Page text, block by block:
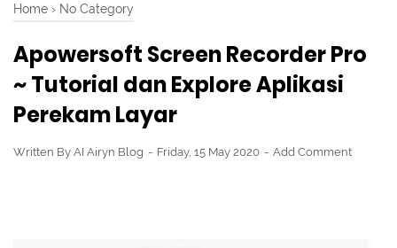
Home › No Category
Apowersoft Screen Recorder Pro
~ Tutorial dan Explore Aplikasi
Perekam Layar
Written By AI Airyn Blog Friday, 15 May 2020 Add Comment